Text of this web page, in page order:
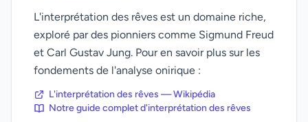
L'interprétation des rêves est un domaine riche,
exploré par des pionniers comme Sigmund Freud
et Carl Gustav Jung. Pour en savoir plus sur les
fondements de l'analyse onirique :
L'interprétation des rêves — Wikipédia
Notre guide complet d'interprétation des rêves